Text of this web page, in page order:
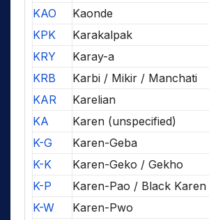
KAO
Kaonde
KPK
Karakalpak
KRY
Karay-a
KRB
Karbi / Mikir / Manchati
KAR
Karelian
KA
Karen (unspecified)
K-G
Karen-Geba
K-K
Karen-Geko / Gekho
K-P
Karen-Pao / Black
K-W
Karen-Pwo